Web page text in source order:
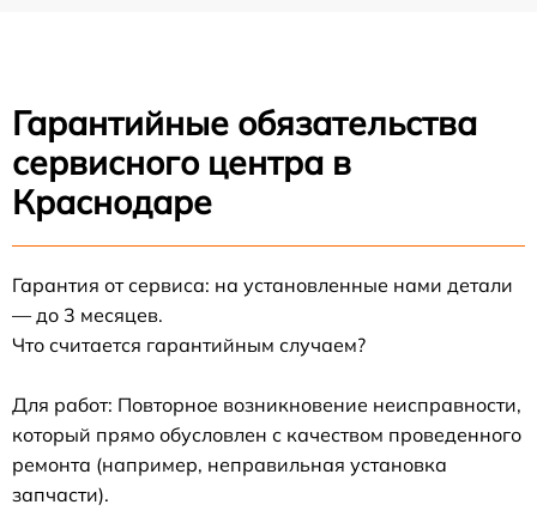
Гарантийные обязательства
сервисного центра в
Краснодаре
Гарантия от сервиса: на установленные нами детали
— до 3 месяцев.
Что считается гарантийным случаем?
Для работ: Повторное возникновение неисправности,
который прямо обусловлен с качеством проведенного
ремонта (например, неправильная установка
запчасти).